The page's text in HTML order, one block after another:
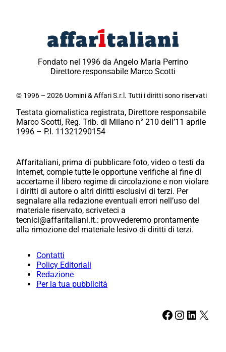
Fondato nel 1996 da Angelo Maria Perrino
Direttore responsabile Marco Scotti
© 1996 – 2026 Uomini & Affari S.r.l. Tutti i diritti sono riservati
Testata giornalistica registrata, Direttore responsabile
Marco Scotti, Reg. Trib. di Milano n° 210 dell’11 aprile
1996 – P.I. 11321290154
Affaritaliani, prima di pubblicare foto, video o testi da
internet, compie tutte le opportune verifiche al fine di
accertarne il libero regime di circolazione e non violare
i diritti di autore o altri diritti esclusivi di terzi. Per
segnalare alla redazione eventuali errori nell’uso del
materiale riservato, scriveteci a
tecnici@affaritaliani.it.: provvederemo prontamente
alla rimozione del materiale lesivo di diritti di terzi.
Contatti
Policy Editoriali
Redazione
Per la tua pubblicità
Facebook Instagram LinkedIn X